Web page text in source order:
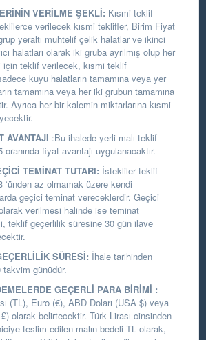
VERİLME ŞEKLİ: Kısmi teklif
verilecek kısmi teklifler, Birim Fiyat
yeraltı muhtelif çelik halatlar ve ikinci
halatları olarak iki gruba ayrılmış olup her
için teklif verilecek, kısmi teklif
kuyu halatların tamamına veya yer
tamamına veya her iki grubun tamamına
Ayrıca her bir kalemin miktarlarına kısmi
AVANTAJI :Bu ihalede yerli malı teklif
fiyat avantajı uygulanacaktır.
TEMİNAT TUTARI: İstekliler teklif
az olmamak üzere kendi
geçici teminat vereceklerdir. Geçici
verilmesi halinde ise teminat
teklif geçerlilik süresine 30 gün ilave
SÜRESİ: İhale tarihinden
günüdür.
GEÇERLİ PARA BİRİMİ :
(TL), Euro (€), ABD Doları (USA $) veya
olarak belirtecektir. Türk Lirası cinsinden
teslim edilen malın bedeli TL olarak,